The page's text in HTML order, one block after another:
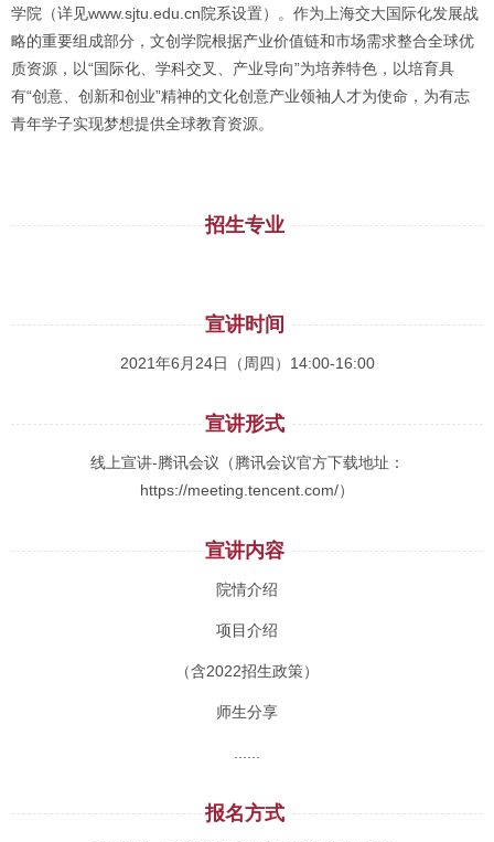
学院（详见www.sjtu.edu.cn院系设置）。作为上海交大国际化发展战
略的重要组成部分，文创学院根据产业价值链和市场需求整合全球优
质资源，以“国际化、学科交叉、产业导向”为培养特色，以培育具
有“创意、创新和创业”精神的文化创意产业领袖人才为使命，为有志
青年学子实现梦想提供全球教育资源。
招生专业
宣讲时间
2021年6月24日（周四）14:00-16:00
宣讲形式
线上宣讲-腾讯会议（腾讯会议官方下载地址：
https://meeting.tencent.com/）
宣讲内容
院情介绍
项目介绍
（含2022招生政策）
师生分享
报名方式